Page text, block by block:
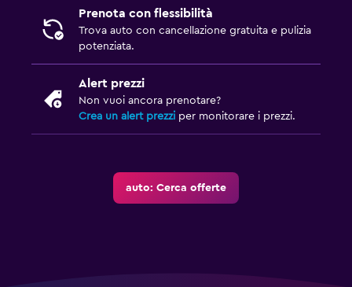
Prenota con flessibilità
Trova auto con cancellazione gratuita e pulizia
potenziata.
Alert prezzi
Non vuoi ancora prenotare?
Crea un alert prezzi per monitorare i prezzi.
auto: Cerca offerte